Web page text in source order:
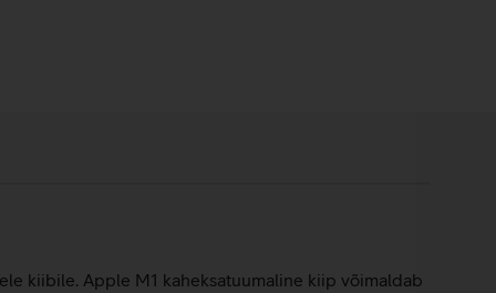
kiibile. Apple M1 kaheksatuumaline kiip võimaldab